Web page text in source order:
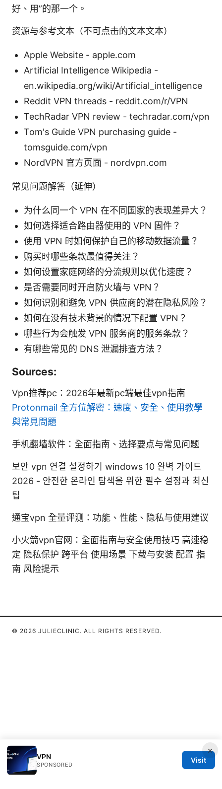
好、用”的那一个。
资源与参考文本（不可点击的文本文本）
Apple Website - apple.com
Artificial Intelligence Wikipedia -
en.wikipedia.org/wiki/Artificial_intelligence
Reddit VPN threads - reddit.com/r/VPN
TechRadar VPN review - techradar.com/vpn
Tom's Guide VPN purchasing guide -
tomsguide.com/vpn
NordVPN 官方页面 - nordvpn.com
常见问题解答（延伸）
为什么同一个 VPN 在不同国家的表现差异大？
如何选择适合路由器使用的 VPN 固件？
使用 VPN 时如何保护自己的移动数据流量？
购买时哪些条款最值得关注？
如何设置家庭网络的分流规则以优化速度？
是否需要同时开启防火墙与 VPN？
如何识别和避免 VPN 供应商的潜在隐私风险？
如何在没有技术背景的情况下配置 VPN？
哪些行为会触发 VPN 服务商的服务条款？
有哪些常见的 DNS 泄漏排查方法？
Sources:
Vpn推荐pc：2026年最新pc端最佳vpn指南
Protonmail 全方位解密：速度、安全、使用教學
與常見問題
手机翻墙软件：全面指南、选择要点与常见问题
보안 vpn 연결 설정하기 windows 10 완벽 가이드
2026 - 안전한 온라인 탐색을 위한 필수 설정과 최신
팁
通宝vpn 全量评测：功能、性能、隐私与使用建议
小火箭vpn官网：全面指南与安全使用技巧 高速稳
定 隐私保护 跨平台 使用场景 下载与安装 配置 指
南 风险提示
×
VPN
SPONSORED
Visit
© 2026 JULIECLINIC. ALL RIGHTS RESERVED.